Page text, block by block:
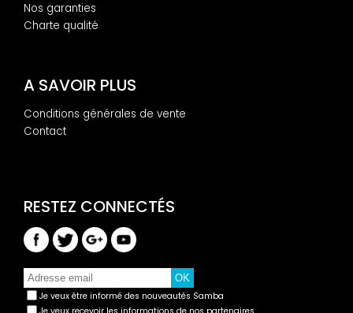
Nos garanties
Charte qualité
A SAVOIR PLUS
Conditions générales de vente
Contact
Je veux être informé des nouveautés Samba